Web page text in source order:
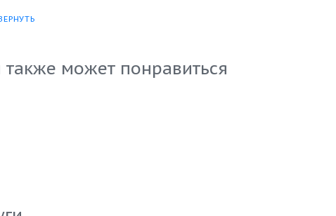
быстро и равномерно, что сохраняет её
а также идеально подходит для последующей
качеству и выбирайте продукт, который
также может понравиться